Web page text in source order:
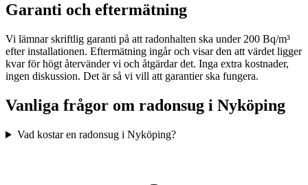
Garanti och eftermätning
Vi lämnar skriftlig garanti på att radonhalten ska under 200 Bq/m³
efter installationen. Eftermätning ingår och visar den att värdet ligger
kvar för högt återvänder vi och åtgärdar det. Inga extra kostnader,
ingen diskussion. Det är så vi vill att garantier ska fungera.
Vanliga frågor om radonsug i Nyköping
Vad kostar en radonsug i Nyköping?